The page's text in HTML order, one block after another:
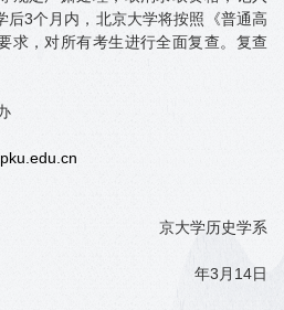
后3个月内，北京大学将按照《普通高
求，对所有考生进行全面复查。复查
京大学历史学系
年3月14日